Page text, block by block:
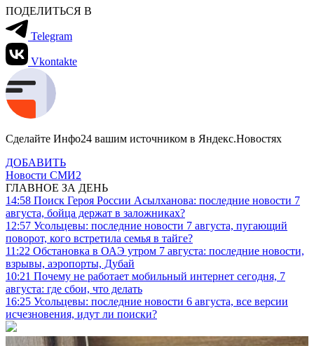
ПОДЕЛИТЬСЯ В
Telegram
Vkontakte
Сделайте Инфо24 вашим источником в Яндекс.Новостях
ДОБАВИТЬ
Новости СМИ2
ГЛАВНОЕ ЗА ДЕНЬ
14:58 Поиск Героя России Асылханова: последние новости 7
августа, бойца держат в заложниках?
12:57 Усольцевы: последние новости 7 августа, пугающий
поворот, кого встретила семья в тайге?
11:22 Обстановка в ОАЭ утром 7 августа: последние новости,
взрывы, аэропорты, Дубай
10:21 Почему не работает мобильный интернет сегодня, 7
августа: где сбои, что делать
16:25 Усольцевы: последние новости 6 августа, все версии
исчезновения, идут ли поиски?